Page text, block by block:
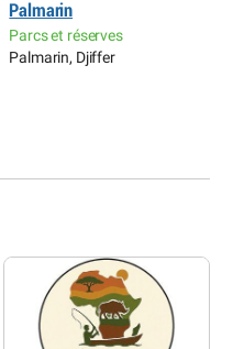
Palmarin
Parcs et réserves
Palmarin, Djiffer